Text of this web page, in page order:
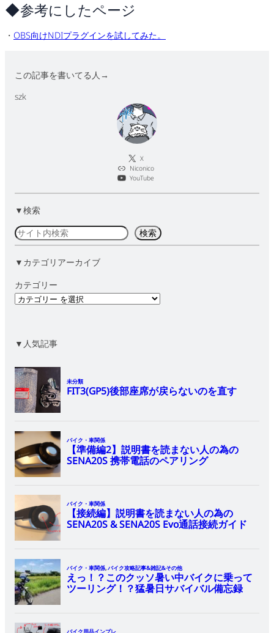
◆参考にしたページ
・ OBS向けNDIプラグインを試してみた。
この記事を書いてる人→
szk
X
Niconico
YouTube
▼検索
検
索
検索
▼カテゴリアーカイブ
カテゴリー
▼人気記事